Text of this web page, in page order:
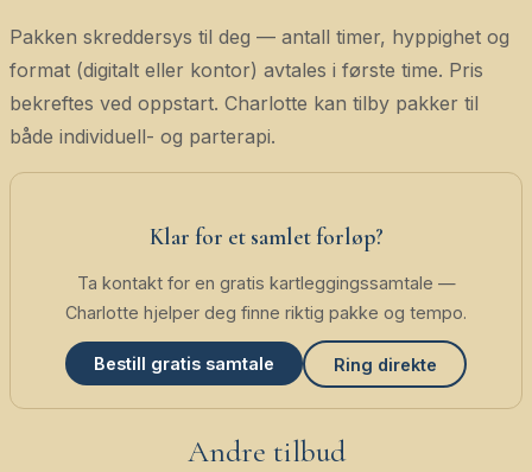
Pakken skreddersys til deg — antall timer, hyppighet og
format (digitalt eller kontor) avtales i første time. Pris
bekreftes ved oppstart. Charlotte kan tilby pakker til
både individuell- og parterapi.
Klar for et samlet forløp?
Ta kontakt for en gratis kartleggingssamtale —
Charlotte hjelper deg finne riktig pakke og tempo.
Bestill gratis samtale Ring direkte
Andre tilbud